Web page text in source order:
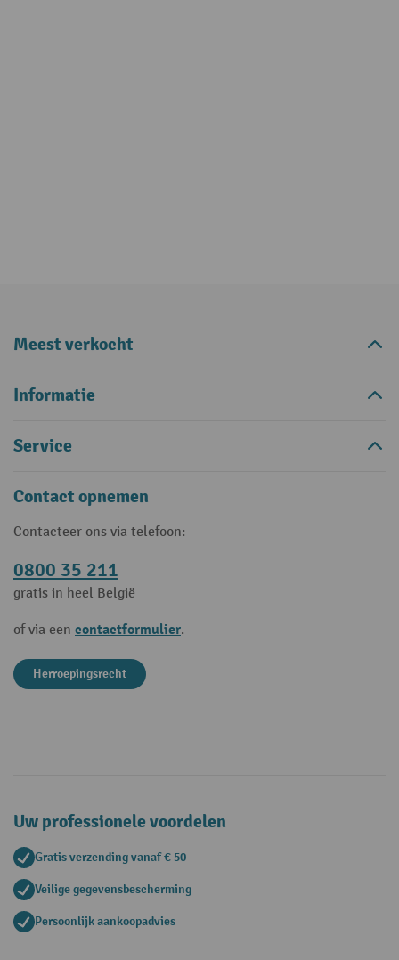
Meest verkocht
Informatie
Service
Contact opnemen
Contacteer ons via telefoon:
0800 35 211
gratis in heel België
of via een contactformulier.
Herroepingsrecht
Uw professionele voordelen
Gratis verzending vanaf € 50
Veilige gegevensbescherming
Persoonlijk aankoopadvies